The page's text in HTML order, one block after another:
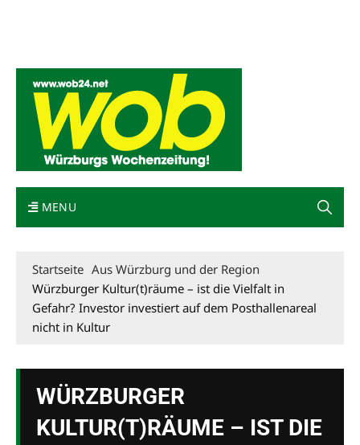
MENU
Startseite Aus Würzburg und der Region
Würzburger Kultur(t)räume – ist die Vielfalt in
Gefahr? Investor investiert auf dem Posthallenareal
nicht in Kultur
WÜRZBURGER
KULTUR(T)RÄUME – IST DIE